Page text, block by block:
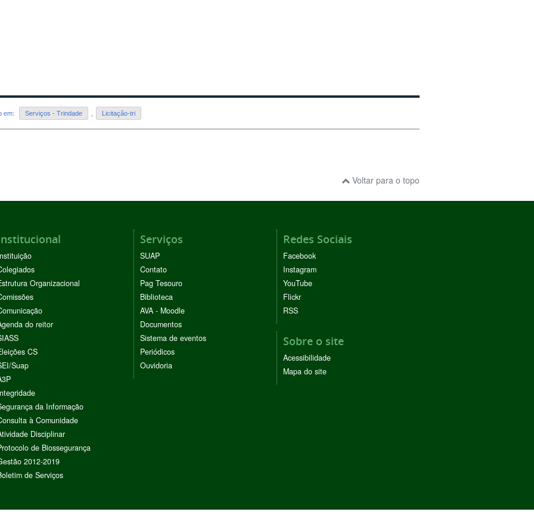
em: Serviços - Trindade Licitação-tri
Voltar para o topo
Organizacional
do reitor
CS
Suap
da Informação
à Comunidade
Disciplinar
de Biossegurança
2012-2019
de Serviços
Serviços
SUAP
Contato
Pag Tesouro
Biblioteca
AVA - Moodle
Documentos
Sistema de eventos
Periódicos
Ouvidoria
Redes Sociais
Facebook
Instagram
YouTube
Flickr
RSS
Sobre o site
Acessibilidade
Mapa do site